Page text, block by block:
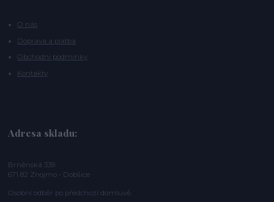
O nás
Doprava a platba
Obchodní podmínky
Kontakty
Adresa skladu:
Brněnská 339
671 82 Znojmo - Dobšice
Osobní odběr po předchozí domluvě.